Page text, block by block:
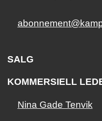
SALG
KOMMERSIELL
Nina Gade Tenvik